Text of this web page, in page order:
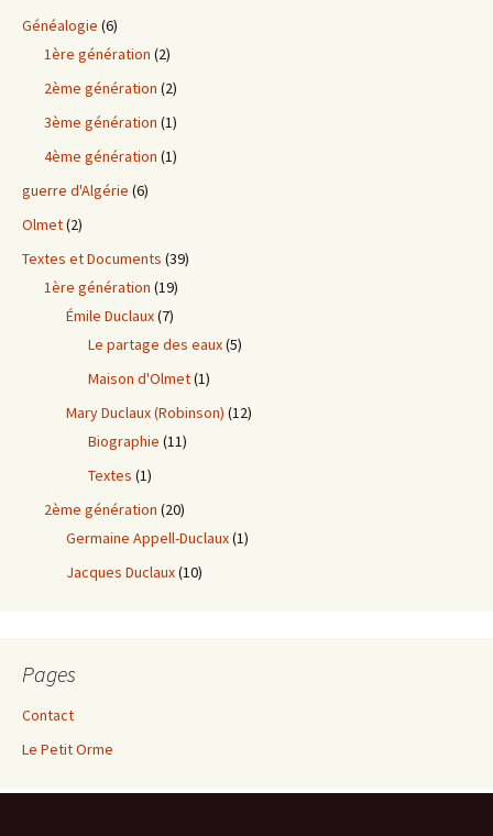
Généalogie (6)
1ère génération (2)
2ème génération (2)
3ème génération (1)
4ème génération (1)
guerre d'Algérie (6)
Olmet(2)
Textes et Documents (39)
1ère génération (19)
Émile Duclaux(7)
Le partage des eaux(5)
Maison d'Olmet(1)
Mary Duclaux (Robinson) (12)
Biographie (11)
Textes (1)
2ème génération (20)
Germaine Appell-Duclaux(1)
Jacques Duclaux(10)
Pages
Contact
Le Petit Orme